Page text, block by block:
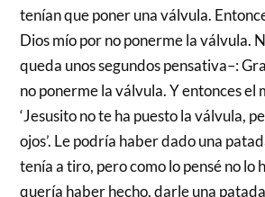
tenían que poner una válvula.
Dios mío por no ponerme la válvula.
queda unos segundos pensativa–:
no ponerme la válvula. Y entonces el
‘Jesusito no te ha puesto la válvula,
ojos’. Le podría haber dado una
tenía a tiro, pero como lo pensé no lo
quería haber hecho, darle una